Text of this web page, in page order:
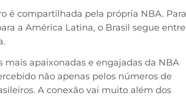
é compartilhada pela própria NBA. Para
a América Latina, o Brasil segue entre
mais apaixonadas e engajadas da NBA
não apenas pelos números de
A conexão vai muito além dos